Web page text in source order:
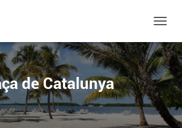
de Catalunya